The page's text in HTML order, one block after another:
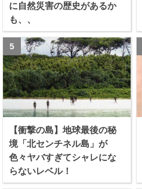
に自然災害の歴史があるか
も、、
【衝撃の島】地球最後の秘
境「北センチネル島」が
色々ヤバすぎてシャレにな
らないレベル！